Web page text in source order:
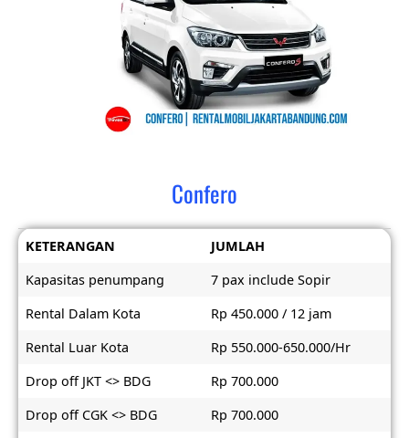
Confero
KETERANGAN
JUMLAH
Kapasitas penumpang
7 pax include Sopir
Rental Dalam Kota
Rp 450.000 / 12 jam
Rental Luar Kota
Rp 550.000-650.000/Hr
Drop off JKT <> BDG
Rp 700.000
Drop off CGK <> BDG
Rp 700.000